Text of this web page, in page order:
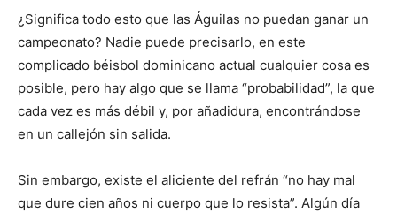
¿Significa todo esto que las Águilas no puedan ganar un
campeonato? Nadie puede precisarlo, en este
complicado béisbol dominicano actual cualquier cosa es
posible, pero hay algo que se llama “probabilidad”, la que
cada vez es más débil y, por añadidura, encontrándose
en un callejón sin salida.
Sin embargo, existe el aliciente del refrán “no hay mal
que dure cien años ni cuerpo que lo resista”. Algún día